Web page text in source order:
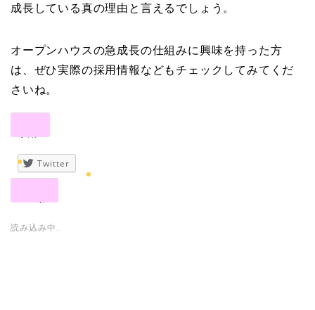
成長している真の理由と言えるでしょう。
オープンハウスの急成長の仕組みに興味を持った方
は、ぜひ実際の採用情報などもチェックしてみてくだ
さいね。
Twitter
読み込み中…